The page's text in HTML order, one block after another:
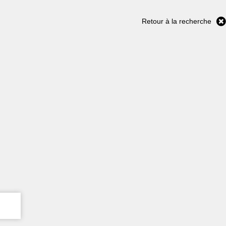
Retour à la recherche